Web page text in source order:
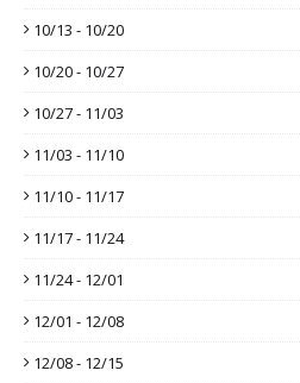
10/13 - 10/20
10/20 - 10/27
10/27 - 11/03
11/03 - 11/10
11/10 - 11/17
11/17 - 11/24
11/24 - 12/01
12/01 - 12/08
12/08 - 12/15